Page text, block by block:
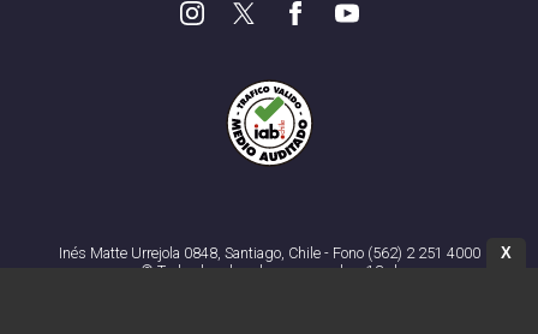
Inés Matte Urrejola 0848, Santiago, Chile - Fono (562) 2 251 4000
© Todos los derechos reservados. 13.cl
X